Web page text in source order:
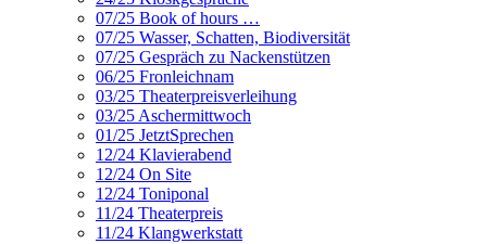
07/25 Book of hours …
07/25 Wasser, Schatten, Biodiversität
07/25 Gespräch zu Nackenstützen
06/25 Fronleichnam
03/25 Theaterpreisverleihung
03/25 Aschermittwoch
01/25 JetztSprechen
12/24 Klavierabend
12/24 On Site
12/24 Toniponal
11/24 Theaterpreis
11/24 Klangwerkstatt